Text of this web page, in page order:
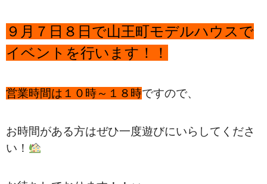
９月７日８日で山王町モデルハウスで
イベントを行います！！
営業時間は１０時～１８時ですので、
お時間がある方はぜひ一度遊びにいらしてくださ
い！